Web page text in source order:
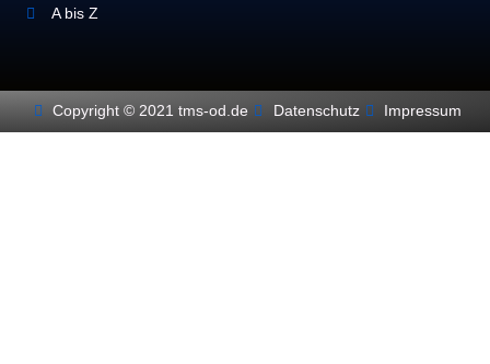
A bis Z
Copyright © 2021 tms-od.de Datenschutz Impressum